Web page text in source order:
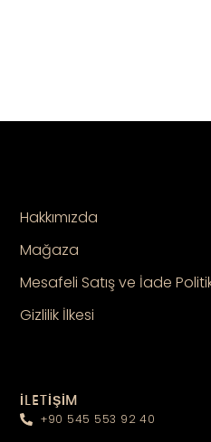
Hakkımızda
Mağaza
Mesafeli Satış ve İade
Gizlilik İlkesi
İLETİŞİM
+90 545 553 92 40